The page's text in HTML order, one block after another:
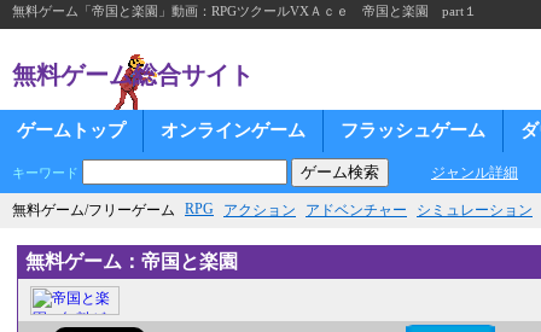
無料ゲーム「帝国と楽園」動画：RPGツクールVXＡｃｅ 帝国と楽園 part１
無料ゲーム総合サイト
ゲームトップ オンラインゲーム フラッシュゲーム
キーワード ジャンル詳細
無料ゲーム/フリーゲーム RPG アクション アドベンチャー シミュレーション
無料ゲーム：帝国と楽園